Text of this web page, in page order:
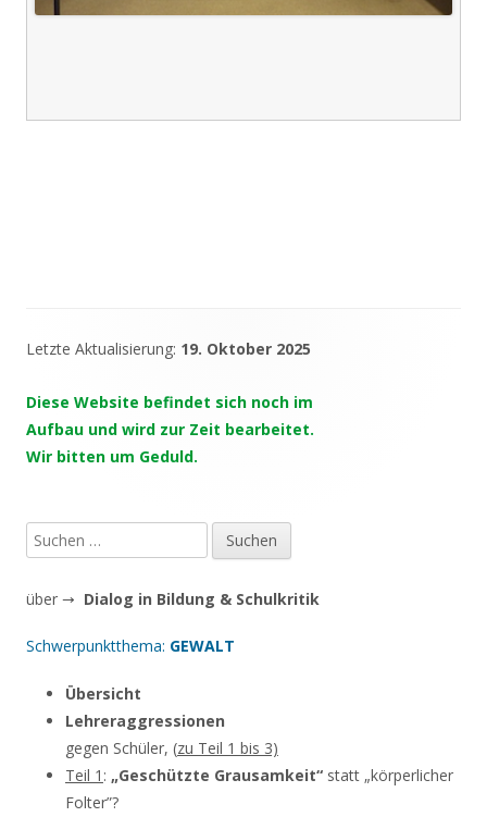
Haupt-
Seitenleiste
Letzte Aktualisierung: 19. Oktober 2025
Diese Website befindet sich noch im
Aufbau und wird zur Zeit bearbeitet.
Wir bitten um Geduld.
Suchen
nach:
über → Dialog in Bildung & Schulkritik
Schwerpunktthema: GEWALT
Übersicht
Lehreraggressionen
gegen Schüler, (zu Teil 1 bis 3)
Teil 1 : „Geschützte Grausamkeit“ statt „körperlicher
Folter”?